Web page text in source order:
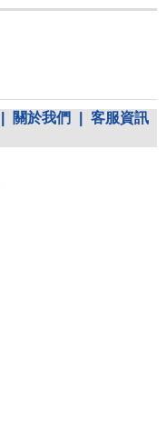
關於我們
客服資訊